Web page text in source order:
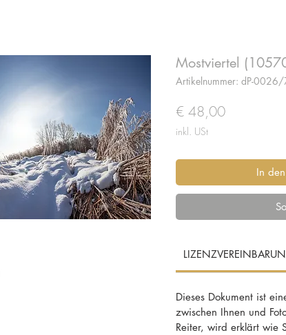
Mostviertel
Artikelnummer: dP-
€ 48,00Preis
inkl. USt
In
Dieses Dokument ist
zwischen Ihnen und
Reiter, wird erklärt wie